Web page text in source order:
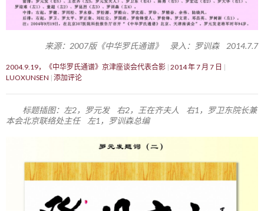
来源：2007版《中华罗氏通谱》 录入：罗训森 2014.7.7
2004.9.19，《中华罗氏通谱》京津座谈会代表合影 2014 年 7 月 7 日
LUOXUNSEN 添加评论
标题插图：左2，罗元发 右2，王在齐夫人 右1，罗卫东院长兼
本会北京联络处主任 左1，罗训森总编